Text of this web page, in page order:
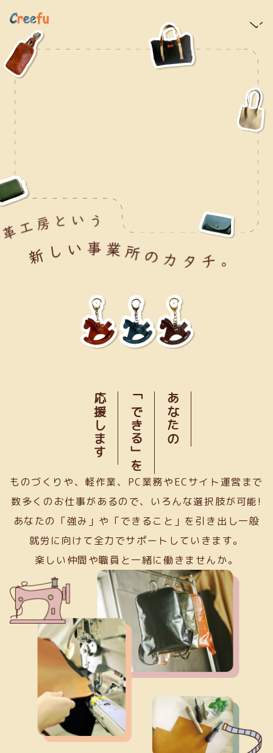
あなたの
「できる」を
応援します
ものづくりや、軽作業、PC業務やECサイト運営まで
数多くのお仕事があるので、いろんな選択肢が可能!
あなたの「強み」や「できること」を引き出し一般
就労に向けて全力でサポートしていきます。
楽しい仲間や職員と一緒に働きませんか。